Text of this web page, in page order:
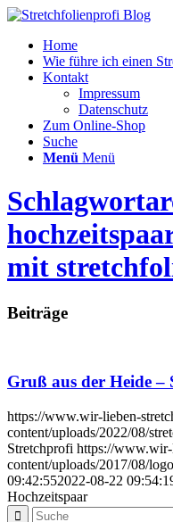
Home
Wie führe ich einen
Kontakt
Impressum
Datenschutz
Zum Online-Shop
Suche
Menü Menü
mit
Beiträge
Gruß aus der Heide –
https://www.wir-lieben-
content/uploads/2022/08/
Stretchprofi https://
content/uploads/2017/08/
09:42:552022-08-22
Hochzeitspaar